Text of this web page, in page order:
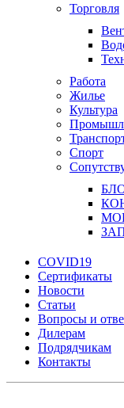
Торговля
Работа
Жилье
Культура
Спорт
COVID19
Сертификаты
Новости
Статьи
Вопросы и
Дилерам
Подрядчикам
Контакты